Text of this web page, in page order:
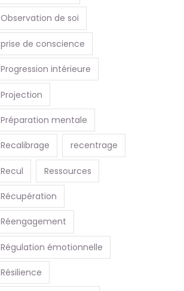
Observation de soi
prise de conscience
Progression intérieure
Projection
Préparation mentale
Recalibrage recentrage
Recul Ressources
Récupération
Réengagement
Régulation émotionnelle
Résilience